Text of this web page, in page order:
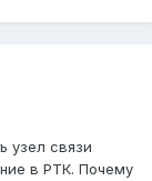
узел связи
в РТК. Почему